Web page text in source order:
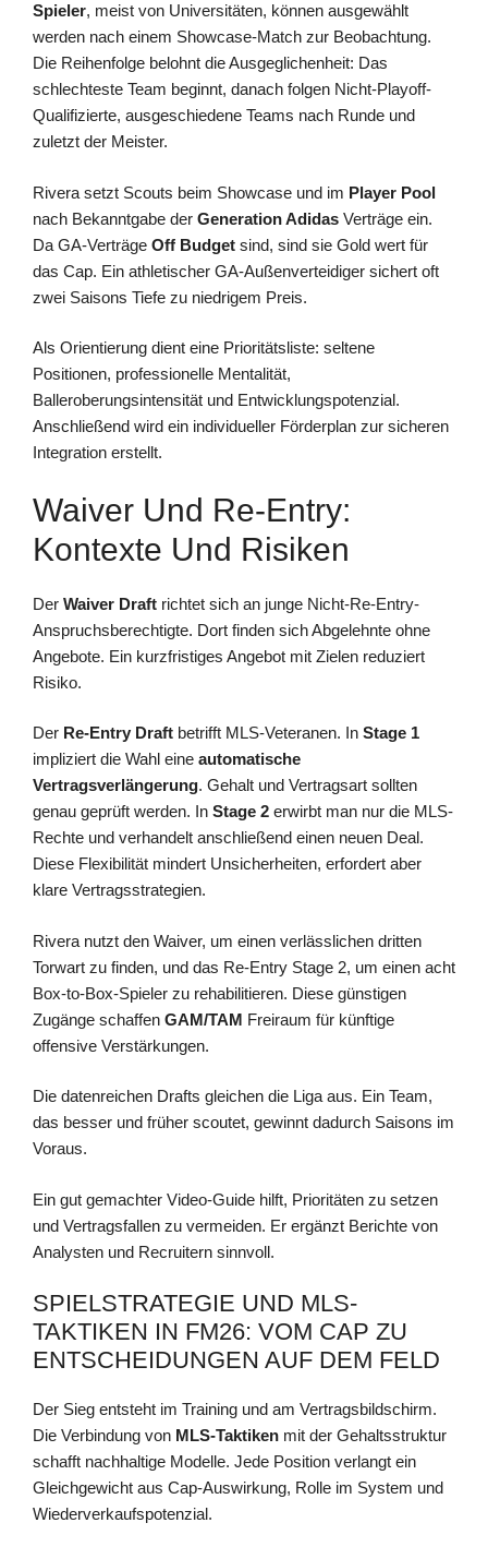
Spieler, meist von Universitäten, können ausgewählt
werden nach einem Showcase-Match zur Beobachtung.
Die Reihenfolge belohnt die Ausgeglichenheit: Das
schlechteste Team beginnt, danach folgen Nicht-Playoff-
Qualifizierte, ausgeschiedene Teams nach Runde und
zuletzt der Meister.
Rivera setzt Scouts beim Showcase und im Player Pool
nach Bekanntgabe der Generation Adidas Verträge ein.
Da GA-Verträge Off Budget sind, sind sie Gold wert für
das Cap. Ein athletischer GA-Außenverteidiger sichert oft
zwei Saisons Tiefe zu niedrigem Preis.
Als Orientierung dient eine Prioritätsliste: seltene
Positionen, professionelle Mentalität,
Balleroberungsintensität und Entwicklungspotenzial.
Anschließend wird ein individueller Förderplan zur sicheren
Integration erstellt.
Waiver Und Re-Entry:
Kontexte Und Risiken
Der Waiver Draft richtet sich an junge Nicht-Re-Entry-
Anspruchsberechtigte. Dort finden sich Abgelehnte ohne
Angebote. Ein kurzfristiges Angebot mit Zielen reduziert
Risiko.
Der Re-Entry Draft betrifft MLS-Veteranen. In Stage 1
impliziert die Wahl eine automatische
Vertragsverlängerung. Gehalt und Vertragsart sollten
genau geprüft werden. In Stage 2 erwirbt man nur die MLS-
Rechte und verhandelt anschließend einen neuen Deal.
Diese Flexibilität mindert Unsicherheiten, erfordert aber
klare Vertragsstrategien.
Rivera nutzt den Waiver, um einen verlässlichen dritten
Torwart zu finden, und das Re-Entry Stage 2, um einen acht
Box-to-Box-Spieler zu rehabilitieren. Diese günstigen
Zugänge schaffen GAM/TAM Freiraum für künftige
offensive Verstärkungen.
Die datenreichen Drafts gleichen die Liga aus. Ein Team,
das besser und früher scoutet, gewinnt dadurch Saisons im
Voraus.
Ein gut gemachter Video-Guide hilft, Prioritäten zu setzen
und Vertragsfallen zu vermeiden. Er ergänzt Berichte von
Analysten und Recruitern sinnvoll.
SPIELSTRATEGIE UND MLS-
TAKTIKEN IN FM26: VOM CAP ZU
ENTSCHEIDUNGEN AUF DEM FELD
Der Sieg entsteht im Training und am Vertragsbildschirm.
Die Verbindung von MLS-Taktiken mit der Gehaltsstruktur
schafft nachhaltige Modelle. Jede Position verlangt ein
Gleichgewicht aus Cap-Auswirkung, Rolle im System und
Wiederverkaufspotenzial.